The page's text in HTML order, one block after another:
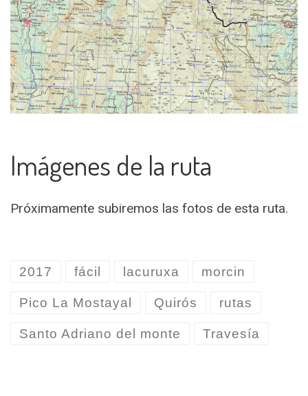
Imágenes de la ruta
Próximamente subiremos las fotos de esta ruta.
2017 fácil lacuruxa morcin
Pico La Mostayal Quirós rutas
Santo Adriano del monte Travesía